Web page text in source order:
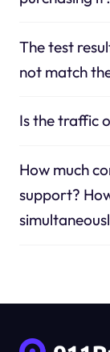
The test
not match
Is the traffic
How much
support?